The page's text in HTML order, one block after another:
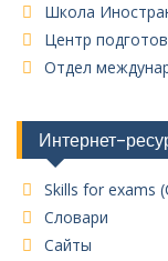
Школа
Центр
Отдел
Интернет-
Skills for exams
Словари
Сайты